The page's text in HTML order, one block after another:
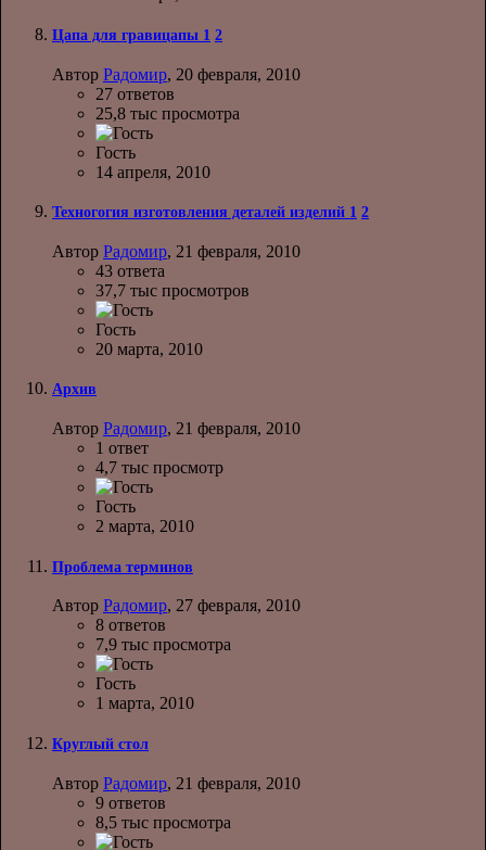
Цапа для гравицапы 1 2
Автор Радомир, 20 февраля, 2010
27 ответов
25,8 тыс просмотра
Гость
14 апреля, 2010
Техногогия изготовления деталей изделий 1 2
Автор Радомир, 21 февраля, 2010
43 ответа
37,7 тыс просмотров
Гость
20 марта, 2010
Архив
Автор Радомир, 21 февраля, 2010
1 ответ
4,7 тыс просмотр
Гость
2 марта, 2010
Проблема терминов
Автор Радомир, 27 февраля, 2010
8 ответов
7,9 тыс просмотра
Гость
1 марта, 2010
Круглый стол
Автор Радомир, 21 февраля, 2010
9 ответов
8,5 тыс просмотра